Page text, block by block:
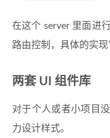
在这个 server 里面进
路由控制，具体的实现
两套 UI 组件库
对于个人或者小项目
力设计样式。